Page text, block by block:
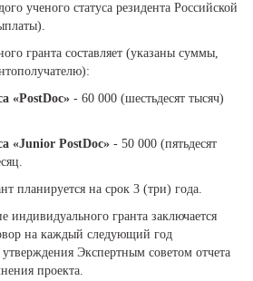
ученого статуса резидента Российской
гранта составляет (указаны суммы,
«PostDoc» - 60 000 (шестьдесят тысяч)
«Junior PostDoc» - 50 000 (пятьдесят
планируется на срок 3 (три) года.
индивидуального гранта заключается
на каждый следующий год
утверждения Экспертным советом отчета
проекта.